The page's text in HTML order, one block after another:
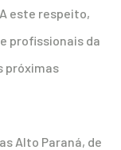
este respeito,
profissionais da
próximas
Alto Paraná, de